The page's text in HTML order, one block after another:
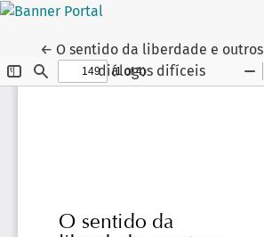
← Voltar aos Detalhes do Artigo
O sentido da liberdade e outros
diálogos difíceis